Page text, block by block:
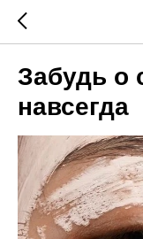
Забудь о
навсегда